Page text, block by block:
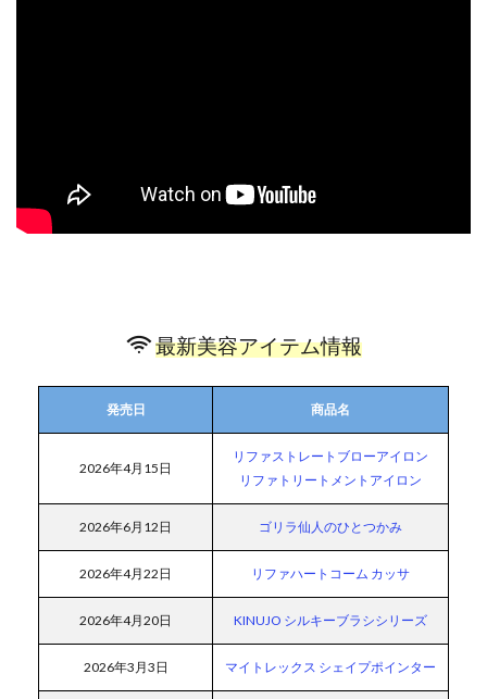
最新美容アイテム情報
発売日 商品名
2026年4月15日
リファストレートブローアイロン
リファトリートメントアイロン
2026年6月12日 ゴリラ仙人のひとつかみ
2026年4月22日 リファハートコーム カッサ
2026年4月20日 KINUJO シルキーブラシシリーズ
2026年3月3日 マイトレックス シェイプポインター